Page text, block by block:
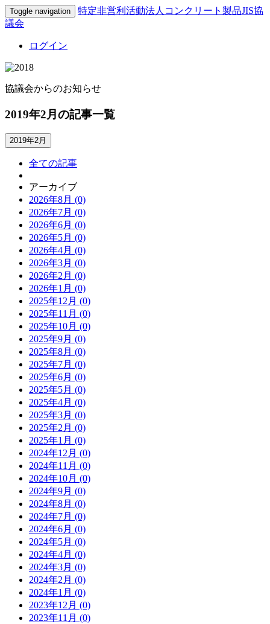
Toggle navigation
特定非営利活動法人コンクリート製品JIS協
議会
ログイン
協議会からのお知らせ
2019年2月の記事一覧
2019年2月
全ての記事
アーカイブ
2026年8月 (0)
2026年7月 (0)
2026年6月 (0)
2026年5月 (0)
2026年4月 (0)
2026年3月 (0)
2026年2月 (0)
2026年1月 (0)
2025年12月 (0)
2025年11月 (0)
2025年10月 (0)
2025年9月 (0)
2025年8月 (0)
2025年7月 (0)
2025年6月 (0)
2025年5月 (0)
2025年4月 (0)
2025年3月 (0)
2025年2月 (0)
2025年1月 (0)
2024年12月 (0)
2024年11月 (0)
2024年10月 (0)
2024年9月 (0)
2024年8月 (0)
2024年7月 (0)
2024年6月 (0)
2024年5月 (0)
2024年4月 (0)
2024年3月 (0)
2024年2月 (0)
2024年1月 (0)
2023年12月 (0)
2023年11月 (0)